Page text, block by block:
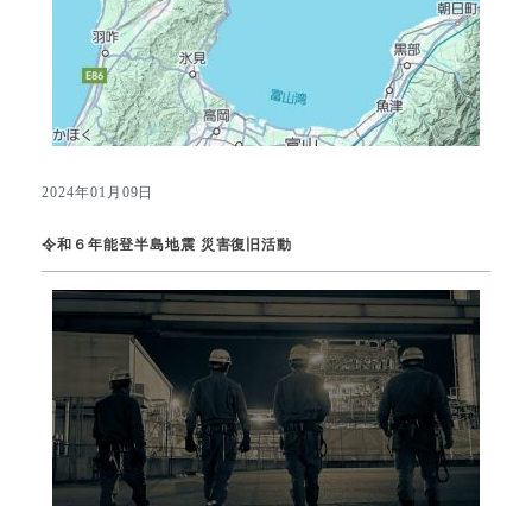
2024年01月09日
令和６年能登半島地震 災害復旧活動